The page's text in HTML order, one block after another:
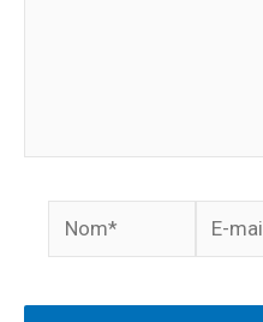
Nom*
mail*